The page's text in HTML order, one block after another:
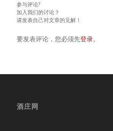
参与评论?
加入我们的讨论？
请发表自己对文章的见解！
要发表评论，您必须先登录。
酒庄网